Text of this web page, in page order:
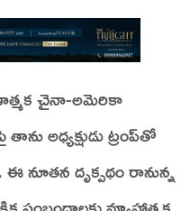
చైనా-అమెరికా
అధ్యక్షుడు ట్రంప్‌తో
నూతన దృక్పథం రానున్న